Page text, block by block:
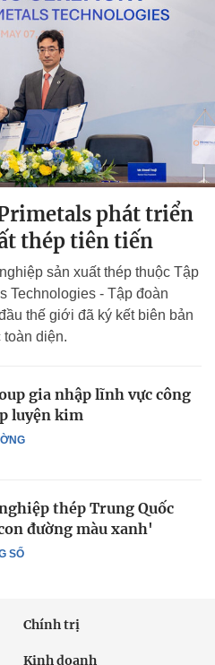
phát triển
thép tiên tiến
sản xuất thép thuộc Tập
Technologies - Tập đoàn
thế giới đã ký kết biên bản
diện.
gia nhập lĩnh vực công
luyện kim
SỐ
thép Trung Quốc
đường màu xanh'
Chính trị
Kinh doanh